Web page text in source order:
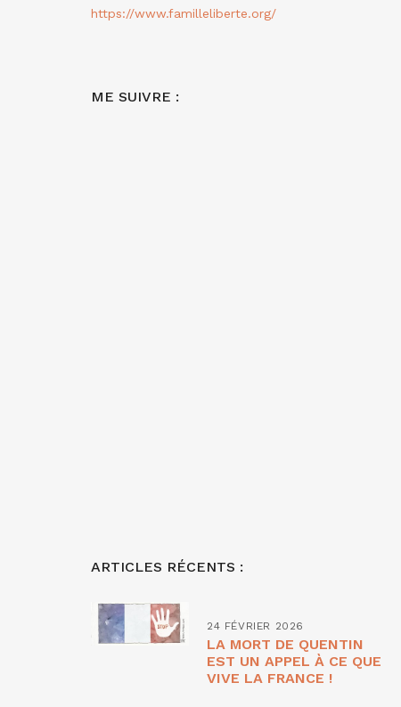
https://www.familleliberte.org/
ME SUIVRE :
ARTICLES RÉCENTS :
24 FÉVRIER 2026
LA MORT DE QUENTIN
EST UN APPEL À CE QUE
VIVE LA FRANCE !